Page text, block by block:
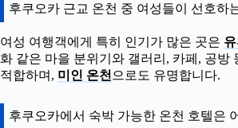
후쿠오카 근교 온천 중 여성들이 선호하
여성 여행객에게 특히 인기가 많은 곳은
화 같은 마을 분위기와 갤러리, 카페, 공방
적합하며, 미인 온천 으로도 유명합니다.
후쿠오카에서 숙박 가능한 온천 호텔은